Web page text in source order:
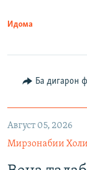
Идома
Ба дигарон
Август 05, 2026
Мирзонабии